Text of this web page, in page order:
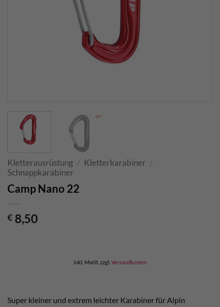
Kletterausrüstung / Kletterkarabiner /
Schnappkarabiner
Camp Nano 22
€ 8,50
inkl. MwSt. zzgl. Versandkosten
Super kleiner und extrem leichter Karabiner für Alpin